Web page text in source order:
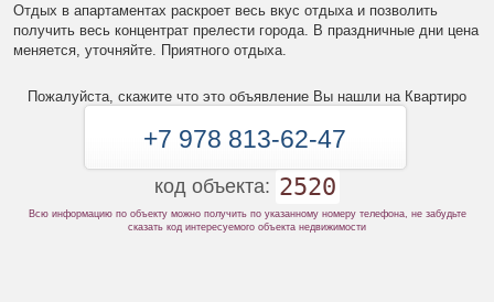
Отдых в апартаментах раскроет весь вкус отдыха и позволить
получить весь концентрат прелести города. В праздничные дни цена
меняется, уточняйте. Приятного отдыха.
Пожалуйста, скажите что это объявление Вы нашли на Квартиро
+7 978 813-62-47
код объекта: 2520
Всю информацию по объекту можно получить по указанному номеру телефона, не забудьте
сказать код интересуемого объекта недвижимости